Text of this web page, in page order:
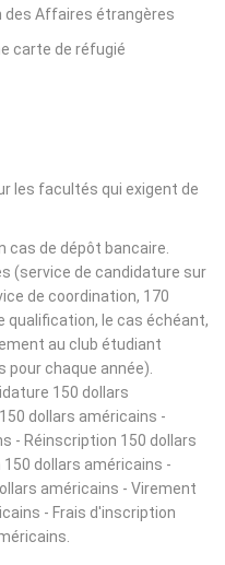
Affaires étrangères
carte de réfugié
les facultés qui exigent de
cas de dépôt bancaire.
(service de candidature sur
de coordination, 170
qualification, le cas échéant,
au club étudiant
chaque année).
150 dollars
dollars américains -
- Réinscription 150 dollars
dollars américains -
américains - Virement
- Frais d'inscription